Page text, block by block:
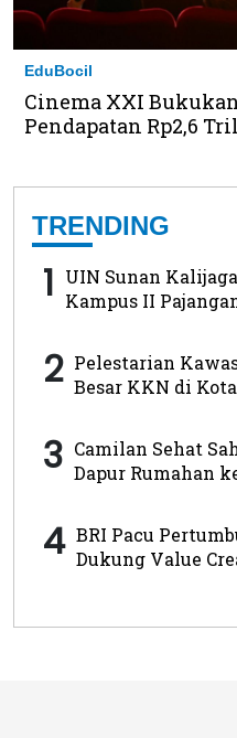
EduBocil
Cinema XXI
Pendapatan Rp2,6
TRENDING
1 UIN Sunan
Kampus II
2 Pelestarian
Besar KKN di
3 Camilan Sehat
Dapur Rumahan
4 BRI Pacu
Dukung Value